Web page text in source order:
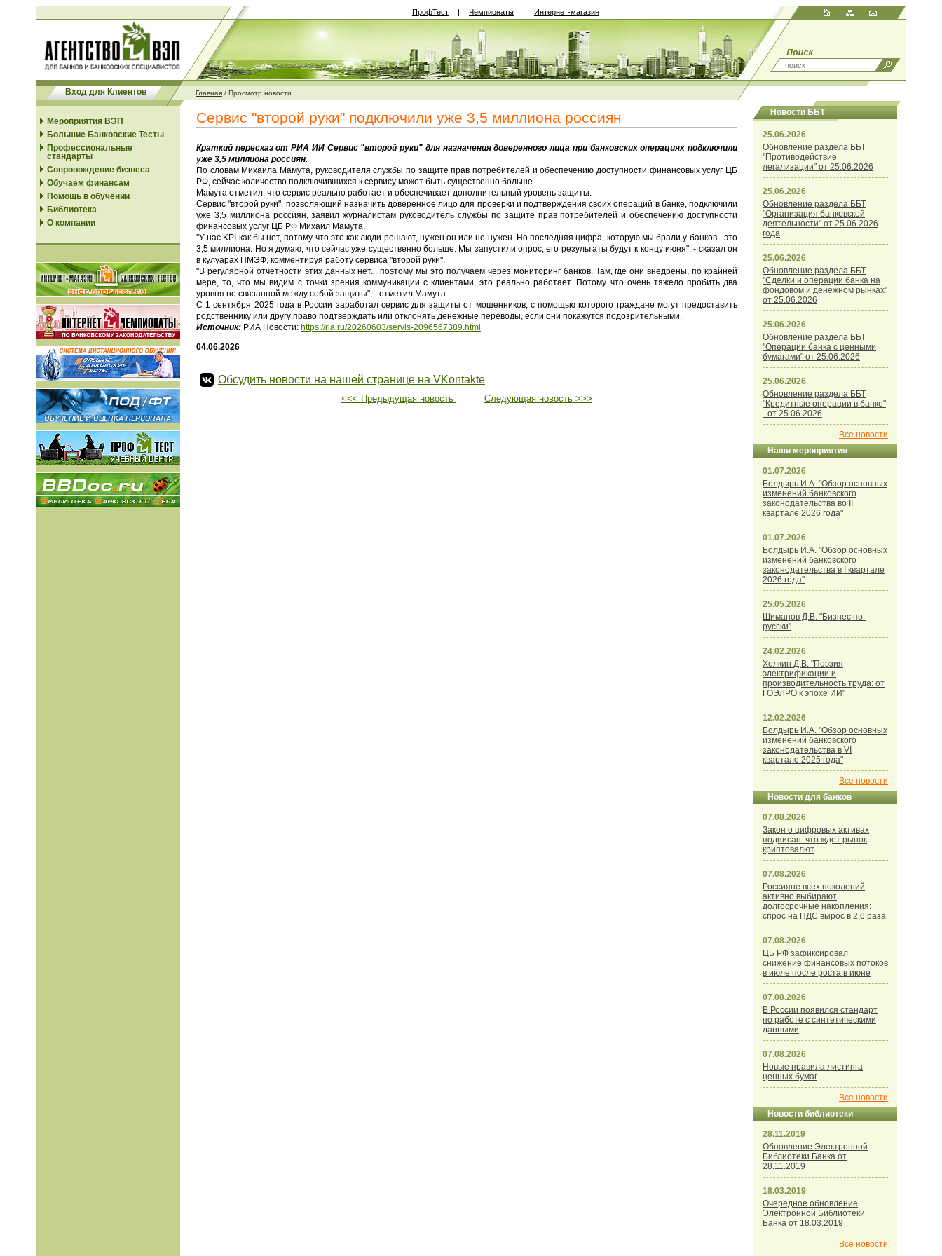
ПрофТест | Чемпионаты | Интернет-магазин
Вход для Клиентов Главная / Просмотр новости
Мероприятия ВЭП
Большие Банковские Тесты
Профессиональные
стандарты
Сопровождение бизнеса
Обучаем финансам
Помощь в обучении
Библиотека
О компании
Сервис "второй руки" подключили уже 3,5 миллиона россиян
Краткий пересказ от РИА ИИ Сервис "второй руки" для назначения доверенного лица при банковских операциях подключили
уже 3,5 миллиона россиян.
По словам Михаила Мамута, руководителя службы по защите прав потребителей и обеспечению доступности финансовых услуг ЦБ
РФ, сейчас количество подключившихся к сервису может быть существенно больше.
Мамута отметил, что сервис реально работает и обеспечивает дополнительный уровень защиты.
Сервис "второй руки", позволяющий назначить доверенное лицо для проверки и подтверждения своих операций в банке, подключили
уже 3,5 миллиона россиян, заявил журналистам руководитель службы по защите прав потребителей и обеспечению доступности
финансовых услуг ЦБ РФ Михаил Мамута.
"У нас KPI как бы нет, потому что это как люди решают, нужен он или не нужен. Но последняя цифра, которую мы брали у банков - это
3,5 миллиона. Но я думаю, что сейчас уже существенно больше. Мы запустили опрос, его результаты будут к концу июня", - сказал он
в кулуарах ПМЭФ, комментируя работу сервиса "второй руки".
"В регулярной отчетности этих данных нет... поэтому мы это получаем через мониторинг банков. Там, где они внедрены, по крайней
мере, то, что мы видим с точки зрения коммуникации с клиентами, это реально работает. Потому что очень тяжело пробить два
уровня не связанной между собой защиты", - отметил Мамута.
С 1 сентября 2025 года в России заработал сервис для защиты от мошенников, с помощью которого граждане могут предоставить
родственнику или другу право подтверждать или отклонять денежные переводы, если они покажутся подозрительными.
Источник: РИА Новости: https://ria.ru/20260603/servis-2096567389.html
04.06.2026
Обсудить новости на нашей странице на VKontakte
<<< Предыдущая новость Следующая новость >>>
Новости ББТ
25.06.2026
Обновление раздела ББТ
"Противодействие
легализации" от 25.06.2026
25.06.2026
Обновление раздела ББТ
"Организация банковской
деятельности" от 25.06.2026
года
25.06.2026
Обновление раздела ББТ
"Сделки и операции банка на
фондовом и денежном рынках"
от 25.06.2026
25.06.2026
Обновление раздела ББТ
"Операции банка с ценными
бумагами" от 25.06.2026
25.06.2026
Обновление раздела ББТ
"Кредитные операции в банке"
- от 25.06.2026
Все новости
Наши мероприятия
01.07.2026
Болдырь И.А. "Обзор основных
изменений банковского
законодательства во II
квартале 2026 года"
01.07.2026
Болдырь И.А. "Обзор основных
изменений банковского
законодательства в I квартале
2026 года"
25.05.2026
Шиманов Д.В. "Бизнес по-
русски"
24.02.2026
Холкин Д.В. "Поэзия
электрификации и
производительность труда: от
ГОЭЛРО к эпохе ИИ"
12.02.2026
Болдырь И.А. "Обзор основных
изменений банковского
законодательства в VI
квартале 2025 года"
Все новости
Новости для банков
07.08.2026
Закон о цифровых активах
подписан: что ждет рынок
криптовалют
07.08.2026
Россияне всех поколений
активно выбирают
долгосрочные накопления:
спрос на ПДС вырос в 2,6 раза
07.08.2026
ЦБ РФ зафиксировал
снижение финансовых потоков
в июле после роста в июне
07.08.2026
В России появился стандарт
по работе с синтетическими
данными
07.08.2026
Новые правила листинга
ценных бумаг
Все новости
Новости библиотеки
28.11.2019
Обновление Электронной
Библиотеки Банка от
28.11.2019
18.03.2019
Очередное обновление
Электронной Библиотеки
Банка от 18.03.2019
Все новости